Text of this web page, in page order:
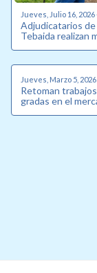
Jueves, Julio 16, 2026
Adjudicatarios de
Tebaida realizan
Jueves, Marzo 5,
Retoman
gradas en el